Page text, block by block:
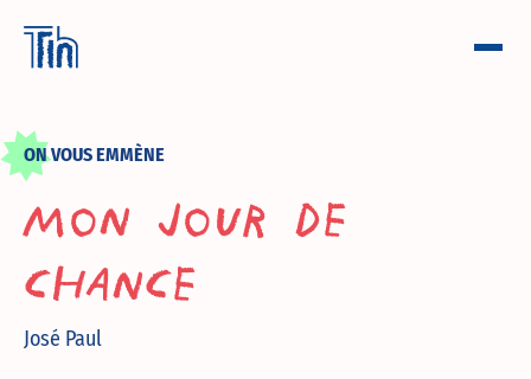
ON VOUS EMMÈNE
MON JOUR DE
CHANCE
José Paul